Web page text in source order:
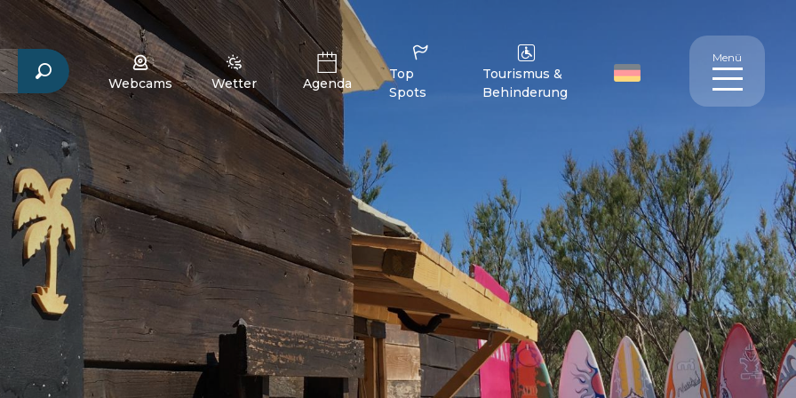
Webcams Wetter Agenda
Top
Spots
Tourismus &
Behinderung
Menü